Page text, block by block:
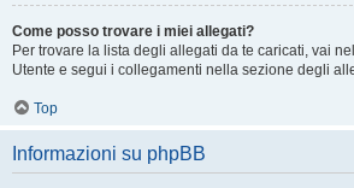
Come posso trovare i miei allegati?
Per trovare la lista degli allegati da te caricati, vai
Utente e segui i collegamenti nella sezione degli
Top
Informazioni su phpBB